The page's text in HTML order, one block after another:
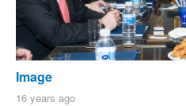
Image
16 years ago